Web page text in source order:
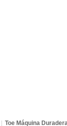
Toe Máquina